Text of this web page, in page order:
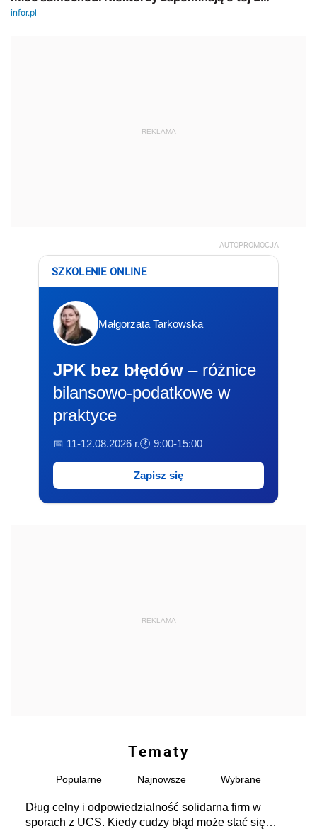
REKLAMA
AUTOPROMOCJA
SZKOLENIE ONLINE
Małgorzata Tarkowska
JPK bez błędów – różnice
bilansowo-podatkowe w
praktyce
📅 11-12.08.2026 r.🕐 9:00-15:00
Zapisz się
REKLAMA
Tematy
Popularne Najnowsze Wybrane
Dług celny i odpowiedzialność solidarna firm w
sporach z UCS. Kiedy cudzy błąd może stać się